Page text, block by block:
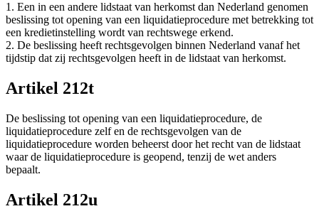
1. Een in een andere lidstaat van herkomst dan Nederland genomen
beslissing tot opening van een liquidatieprocedure met betrekking tot
een kredietinstelling wordt van rechtswege erkend.
2. De beslissing heeft rechtsgevolgen binnen Nederland vanaf het
tijdstip dat zij rechtsgevolgen heeft in de lidstaat van herkomst.
Artikel 212t
De beslissing tot opening van een liquidatieprocedure, de
liquidatieprocedure zelf en de rechtsgevolgen van de
liquidatieprocedure worden beheerst door het recht van de lidstaat
waar de liquidatieprocedure is geopend, tenzij de wet anders
bepaalt.
Artikel 212u